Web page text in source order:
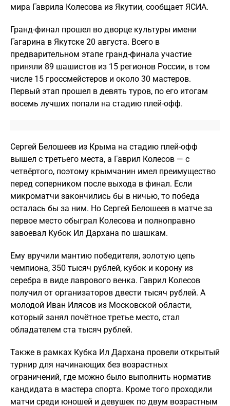
мира Гаврила Колесова из Якутии, сообщает ЯСИА.
Гранд-финал прошел во дворце культуры имени
Гагарина в Якутске 20 августа. Всего в
предварительном этапе гранд-финала участие
приняли 89 шашистов из 15 регионов России, в том
числе 15 гроссмейстеров и около 30 мастеров.
Первый этап прошел в девять туров, по его итогам
восемь лучших попали на стадию плей-офф.
Сергей Белошеев из Крыма на стадию плей-офф
вышел с третьего места, а Гаврил Колесов — с
четвёртого, поэтому крымчанин имел преимущество
перед соперником после выхода в финал. Если
микроматчи закончились бы в ничью, то победа
осталась бы за ним. Но Сергей Белошеев в матче за
первое место обыграл Колесова и полноправно
завоевал Кубок Ил Дархана по шашкам.
Ему вручили мантию победителя, золотую цепь
чемпиона, 350 тысяч рублей, кубок и корону из
серебра в виде лаврового венка. Гаврил Колесов
получил от организаторов двести тысяч рублей. А
молодой Иван Илясов из Московской области,
который занял почётное третье место, стал
обладателем ста тысяч рублей.
Также в рамках Кубка Ил Дархана провели открытый
турнир для начинающих без возрастных
ограничений, где можно было выполнить норматив
кандидата в мастера спорта. Кроме того проходили
матчи среди юношей и девушек по двум возрастным